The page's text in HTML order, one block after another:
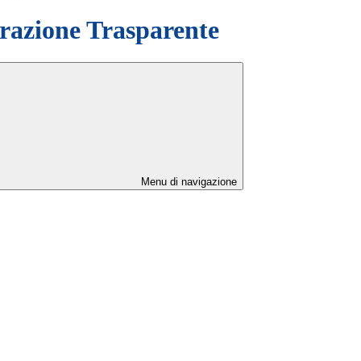
Trasparente
Menu di navigazione